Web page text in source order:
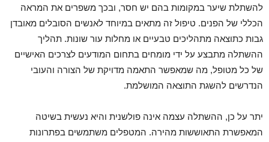
להשתלת שיער במקומות בהם יש חסר, ובכך משפרים את המראה
הכללי של הפנים. טיפול זה מתאים במיוחד לאנשים הסובלים מאובדן
גבות כתוצאה מתהליכים טבעיים או מחלות עור שונות. תהליך
ההשתלה מתבצע על ידי מומחים בתחום המודעים לצרכים האישיים
של כל מטופל, מה שמאפשר התאמה מדויקת של הצורה והעובי
הנדרשים להשגת התוצאה המושלמת.
יתר על כן, ההשתלה עצמה אינה פולשנית והיא נעשית בשיטה
המאפשרת התאוששות מהירה. המטפלים משתמשים בפתרונות